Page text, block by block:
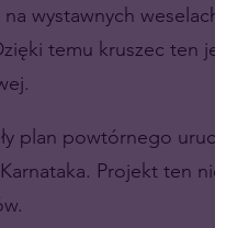
wystawnych weselach,
temu kruszec ten jest
plan powtórnego
Projekt ten nie